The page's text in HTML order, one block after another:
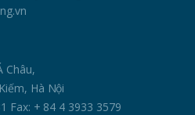
Châu,
Hà Nội
Fax: + 84 4 3933 3579